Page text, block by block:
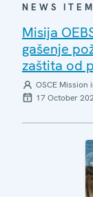
NEWS ITEM
Misija
gašenje
zaštita od
OSCE Mission
17 October